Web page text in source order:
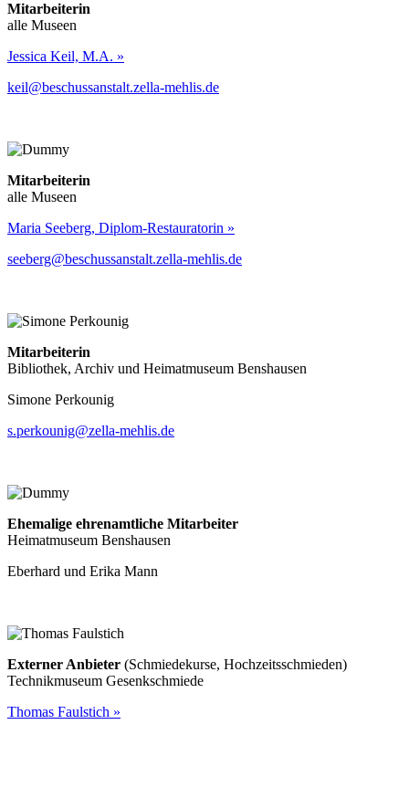
Mitarbeiterin
alle Museen
Jessica Keil, M.A. »
keil@beschussanstalt.zella-mehlis.de
Mitarbeiterin
alle Museen
Maria Seeberg, Diplom-Restauratorin »
seeberg@beschussanstalt.zella-mehlis.de
Mitarbeiterin
Bibliothek, Archiv und Heimatmuseum Benshausen
Simone Perkounig
s.perkounig@zella-mehlis.de
Ehemalige ehrenamtliche Mitarbeiter
Heimatmuseum Benshausen
Eberhard und Erika Mann
Externer Anbieter (Schmiedekurse, Hochzeitsschmieden)
Technikmuseum Gesenkschmiede
Thomas Faulstich »